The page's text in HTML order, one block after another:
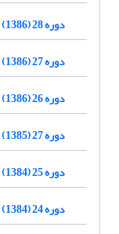
دوره 28 (1386)
دوره 27 (1386)
دوره 26 (1386)
دوره 27 (1385)
دوره 25 (1384)
دوره 24 (1384)